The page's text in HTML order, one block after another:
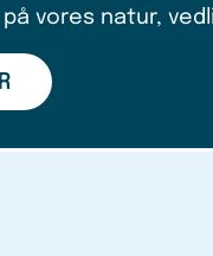
vores natur,
stillinger, der er